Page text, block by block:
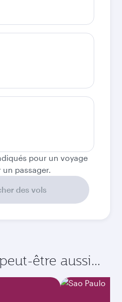
pour un voyage
passager.
des vols
être aussi...